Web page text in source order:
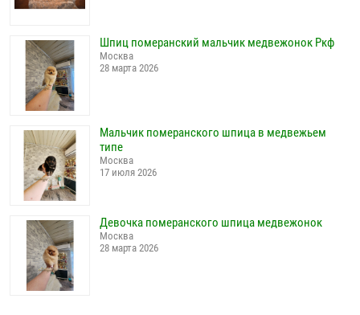
Шпиц померанский мальчик медвежонок Ркф
Москва
28 марта 2026
Мальчик померанского шпица в медвежьем
типе
Москва
17 июля 2026
Девочка померанского шпица медвежонок
Москва
28 марта 2026